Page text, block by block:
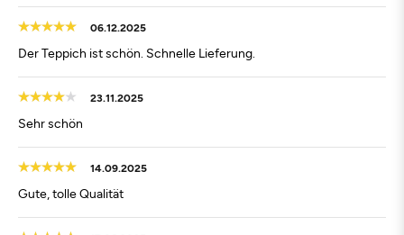
06.12.2025
Der Teppich ist schön. Schnelle Lieferung.
23.11.2025
Sehr schön
14.09.2025
Gute, tolle Qualität